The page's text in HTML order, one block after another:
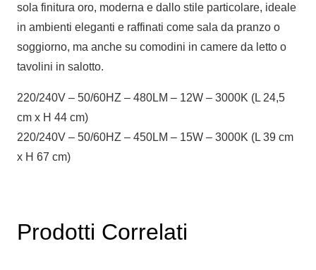
sola finitura oro, moderna e dallo stile particolare, ideale
in ambienti eleganti e raffinati come sala da pranzo o
soggiorno, ma anche su comodini in camere da letto o
tavolini in salotto.
220/240V – 50/60HZ – 480LM – 12W – 3000K (L 24,5
cm x H 44 cm)
220/240V – 50/60HZ – 450LM – 15W – 3000K (L 39 cm
x H 67 cm)
Prodotti Correlati